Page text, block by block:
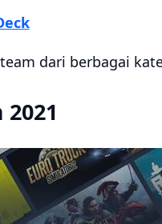
dari berbagai